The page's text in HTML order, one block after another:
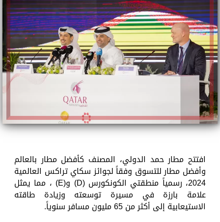
افتتح مطار حمد الدولي، المصنف كأفضل مطار بالعالم
وأفضل مطار للتسوق وفقاً لجوائز سكاي تراكس العالمية
2024، رسمياً منطقتي الكونكورس (D) و(E) ، مما يمثل
علامة بارزة في مسيرة توسعته وزيادة طاقته
الاستيعابية إلى أكثر من 65 مليون مسافر سنوياً.